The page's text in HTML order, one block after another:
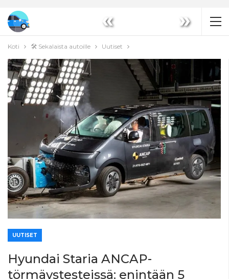
« »
Koti 🛠️ Sekalaista autoille Uutiset
UUTISET
Hyundai Staria ANCAP-
törmäystesteissä: enintään 5